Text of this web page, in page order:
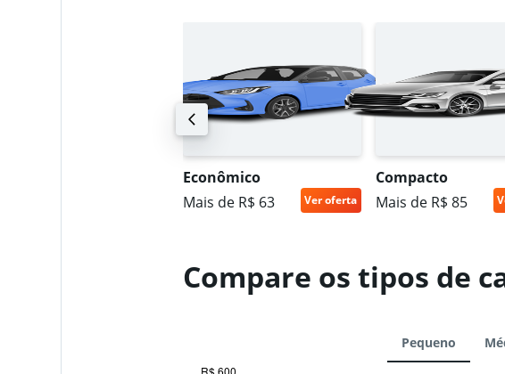
United Rent-A-Car
Econômico
Mais de R$ 63
Ver oferta
Compacto
Mais de R$ 85
Compare os tipos de
Pequeno
R$ 600